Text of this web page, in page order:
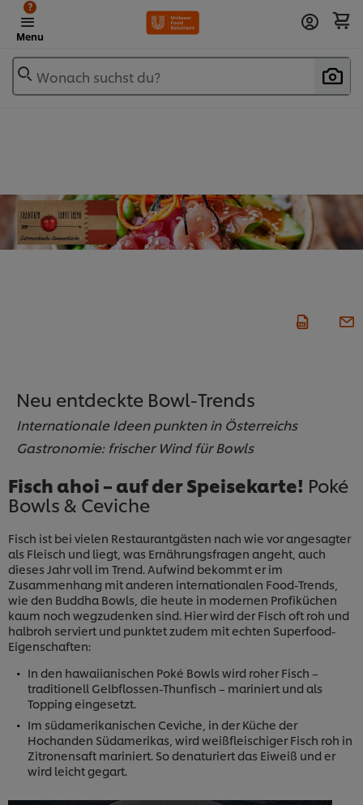
Menu
?
Wonach suchst du?
Neu entdeckte Bowl-Trends
Internationale Ideen punkten in Österreichs
Gastronomie: frischer Wind für Bowls
Fisch ahoi – auf der Speisekarte! Poké
Bowls & Ceviche
Fisch ist bei vielen Restaurantgästen nach wie vor angesagter
als Fleisch und liegt, was Ernährungsfragen angeht, auch
dieses Jahr voll im Trend. Aufwind bekommt er im
Zusammenhang mit anderen internationalen Food-Trends,
wie den Buddha Bowls, die heute in modernen Profiküchen
kaum noch wegzudenken sind. Hier wird der Fisch oft roh und
halbroh serviert und punktet zudem mit echten Superfood-
Eigenschaften:
In den hawaiianischen Poké Bowls wird roher Fisch –
traditionell Gelbflossen-Thunfisch – mariniert und als
Topping eingesetzt.
Im südamerikanischen Ceviche, in der Küche der
Hochanden Südamerikas, wird weißfleischiger Fisch roh in
Zitronensaft mariniert. So denaturiert das Eiweiß und er
wird leicht gegart.